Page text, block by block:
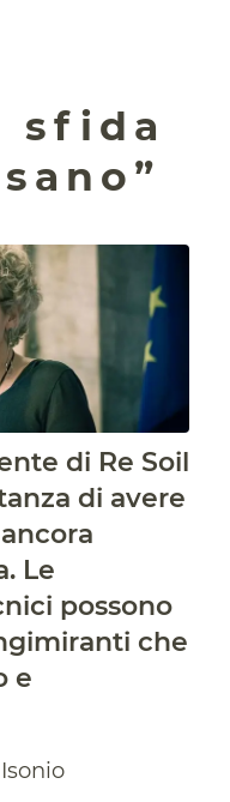
sfida
di Re Soil
di avere
Le
possono
che
e